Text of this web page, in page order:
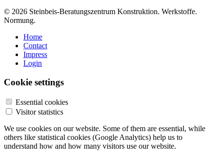
© 2026 Steinbeis-Beratungszentrum Konstruktion. Werkstoffe.
Normung.
Home
Contact
Impress
Login
Cookie settings
Essential cookies
Visitor statistics
We use cookies on our website. Some of them are essential, while
others like statistical cookies (Google Analytics) help us to
understand how and how many visitors use our website.